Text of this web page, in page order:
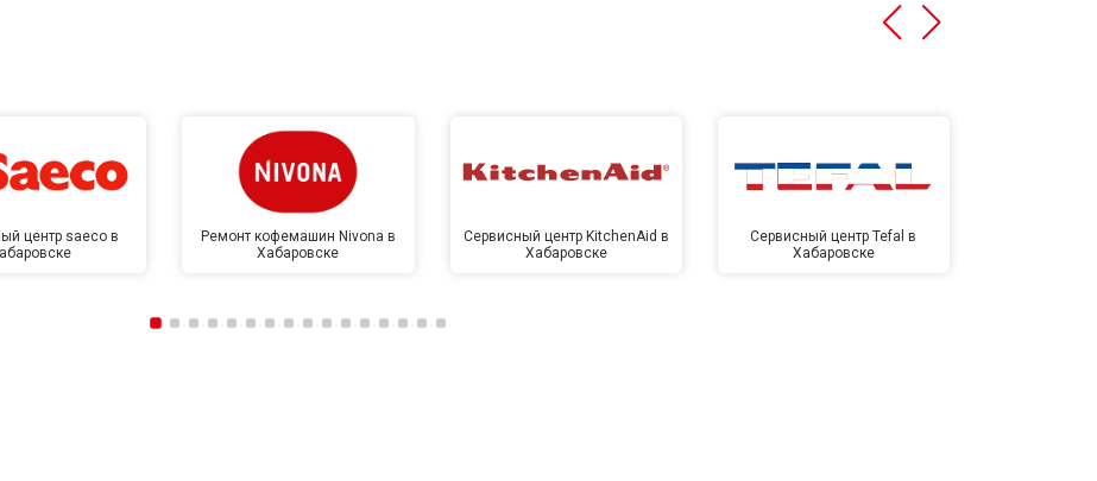
центр saeco в
Ремонт кофемашин Nivona в
Хабаровске
Сервисный центр KitchenAid в
Хабаровске
Сервисный центр Tefal в
Хабаровске